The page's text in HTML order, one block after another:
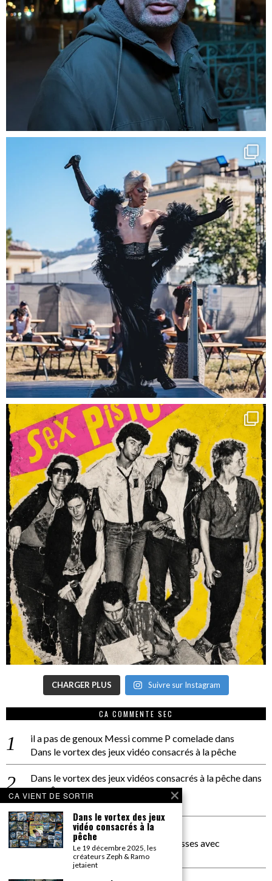
CHARGER PLUS Suivre sur Instagram
CA COMMENTE SEC
il a pas de genoux Messi comme P comeladedans
Dans le vortex des jeux vidéo consacrés à la pêche
Dans le vortex des jeux vidéos consacrés à la pêchedans
PACÔME THIELLEMENT
La séance d’Hip Gnose
La Patrie
dans
On a parlé Dolce Vita et lutte des classes avec
Bernardino Femminielli
CA VIENT DE SORTIR
Dans le vortex des jeux
vidéo consacrés à la
pêche
Le 19 décembre 2025, les
créateurs Zeph & Ramo
jetaient